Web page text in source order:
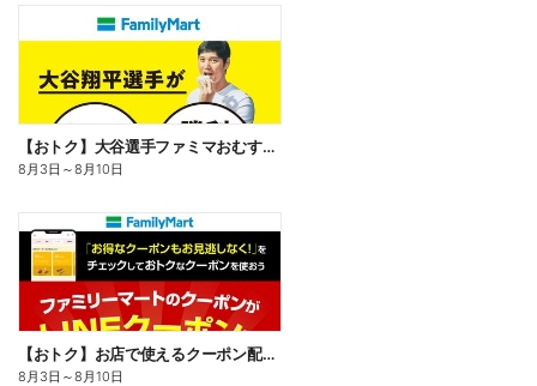
【おトク】大谷選手ファミマおむすび割
8月3日 ～8月10日
【おトク】お店で使えるクーポン配信中
8月3日 ～8月10日